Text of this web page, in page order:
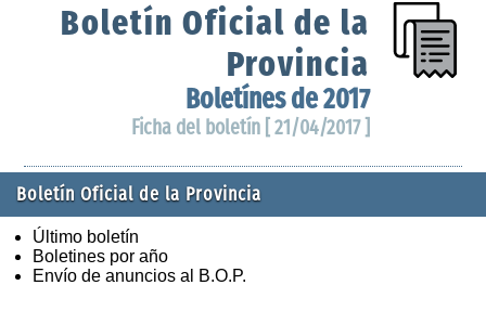
Boletín Oficial de la
Provincia
Boletínes de 2017
Ficha del boletín [ 21/04/2017 ]
Boletín Oficial de la Provincia
Último boletín
Boletines por año
Envío de anuncios al B.O.P.